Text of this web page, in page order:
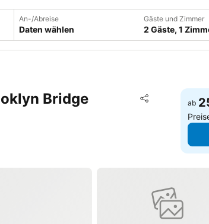
An-/Abreise
Daten wählen
Gäste und Zimmer
2 Gäste, 1
Bridge Teilen
Zu ab